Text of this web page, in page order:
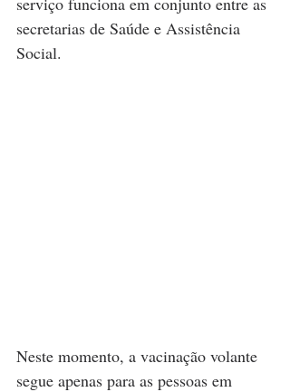
secretarias de Saúde e Assistência
Social.
Neste momento, a vacinação volante
segue apenas para as pessoas em